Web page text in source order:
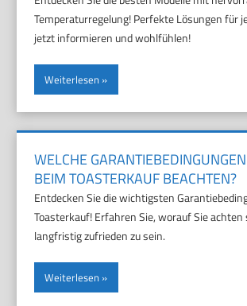
Temperaturregelung! Perfekte Lösungen für
jetzt informieren und wohlfühlen!
Weiterlesen
WELCHE
BEIM TOASTERKAUF BEACHTEN?
Entdecken Sie die wichtigsten
Toasterkauf! Erfahren Sie, worauf Sie achten
langfristig zufrieden zu sein.
Weiterlesen